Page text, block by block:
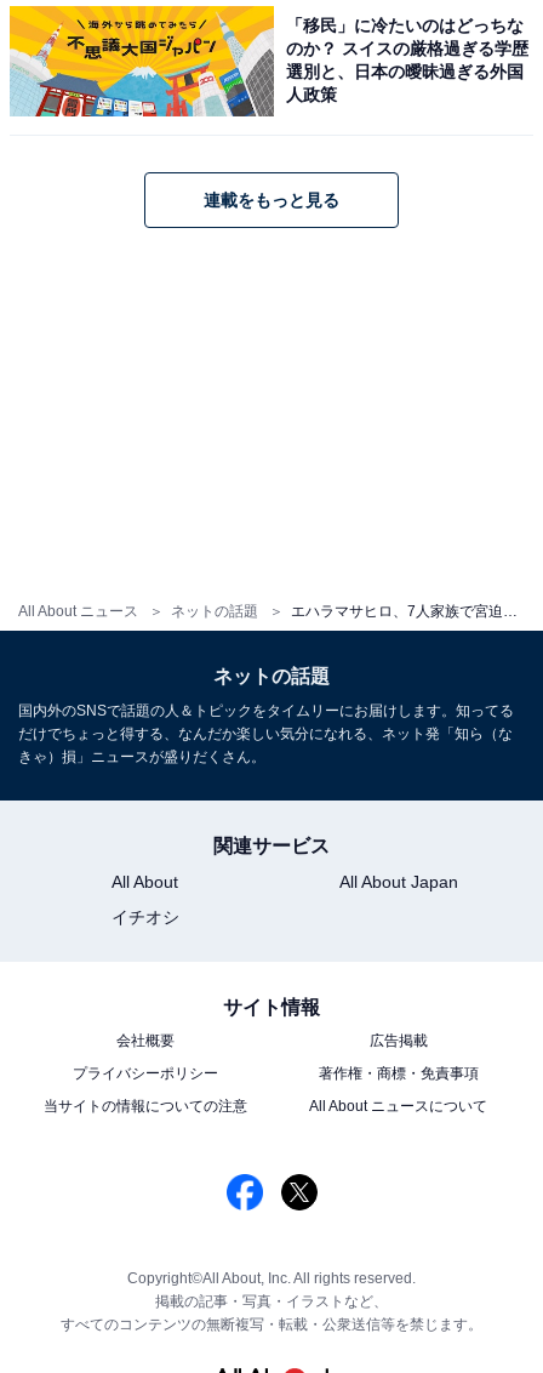
All About ニュース ネットの話題
「移民」に冷たいのはどっちな
のか？ スイスの厳格過ぎる学歴
選別と、日本の曖昧過ぎる外国
人政策
連載をもっと見る
ネットの話題
国内外のSNSで話題の人＆トピックをタイムリーにお届けします。知ってる
だけでちょっと得する、なんだか楽しい気分になれる、ネット発「知ら（な
きゃ）損」ニュースが盛りだくさん。
関連サービス
All About
All About Japan
イチオシ
サイト情報
会社概要
広告掲載
プライバシーポリシー
著作権・商標・免責事項
当サイトの情報についての注意
All About ニュースについて
Copyright©All About, Inc. All rights reserved.
掲載の記事・写真・イラストなど、
すべてのコンテンツの無断複写・転載・公衆送信等を禁じます。